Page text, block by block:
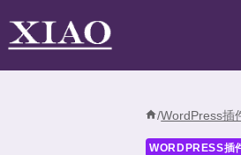
/WordPress插
WORDPRESS插